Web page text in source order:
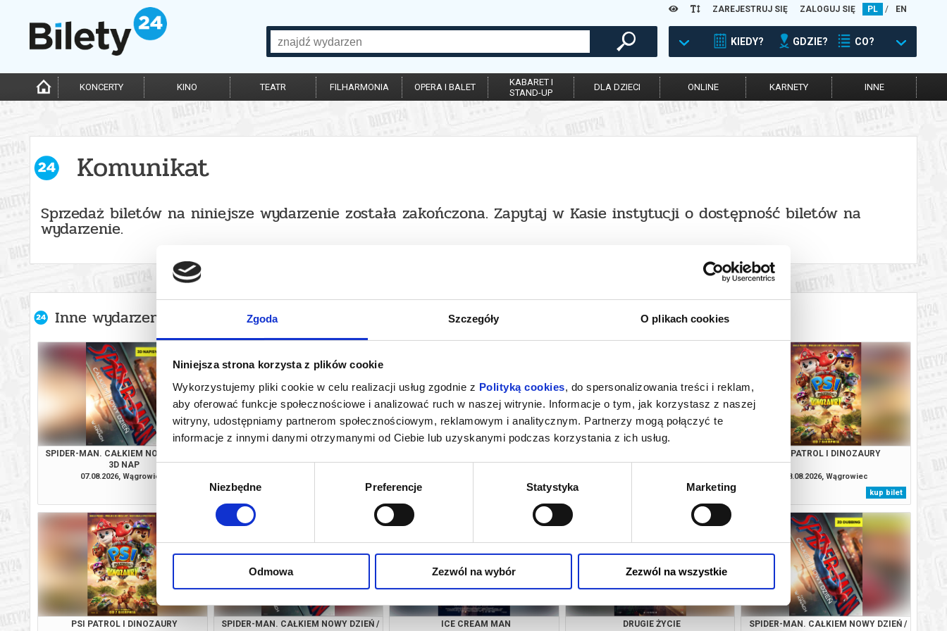
Zgoda Szczegóły O plikach cookies
Niniejsza strona korzysta z plików cookie
Wykorzystujemy pliki cookie w celu realizacji usług zgodnie z Polityką cookies, do spersonalizowania treści i reklam,
aby oferować funkcje społecznościowe i analizować ruch w naszej witrynie. Informacje o tym, jak korzystasz z naszej
witryny, udostępniamy partnerom społecznościowym, reklamowym i analitycznym. Partnerzy mogą połączyć te
informacje z innymi danymi otrzymanymi od Ciebie lub uzyskanymi podczas korzystania z ich usług.
Niezbędne Preferencje Statystyka Marketing
Odmowa Zezwól na wybór Zezwól na wszystkie
ZAREJESTRUJ SIĘ ZALOGUJ SIĘ PL / EN
KIEDY? GDZIE? CO?
KONCERTY KINO TEATR FILHARMONIA OPERA I BALET
KABARET I
STAND-UP
DLA DZIECI ONLINE KARNETY INNE
Komunikat
Sprzedaż biletów na niniejsze wydarzenie została zakończona. Zapytaj w Kasie instytucji o dostępność biletów na
wydarzenie.
Inne wydarzenia organizatora
SPIDER-MAN. CAŁKIEM NOWY DZIEŃ /
3D NAP
07.08.2026, Wągrowiec
kup bilet
kup bilet
2D DUB
kup bilet
PSI PATROL I DINOZAURY
08.08.2026, Wągrowiec
kup bilet
PSI PATROL I DINOZAURY
SPIDER-MAN. CAŁKIEM NOWY DZIEŃ /
ICE CREAM MAN DRUGIE ŻYCIE
SPIDER-MAN. CAŁKIEM NOWY DZIEŃ /